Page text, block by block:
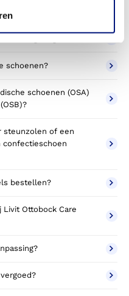
ook modieus uitzien?
schoenen?
schoenen (OSA)
steunzolen of een
confectieschoen
bestellen?
Ottobock Care